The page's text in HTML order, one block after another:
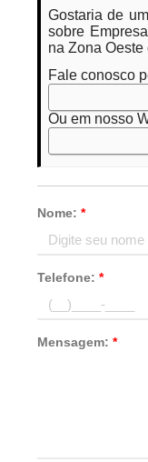
Gostaria de
sobre
na Zona Oeste
Fale conosco
Ou em nosso
Nome:*
Telefone:*
Mensagem:*